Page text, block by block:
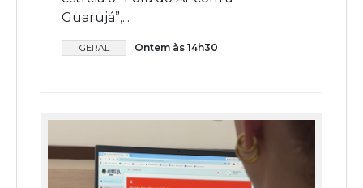
Guarujá”,...
GERAL Ontem às 14h30